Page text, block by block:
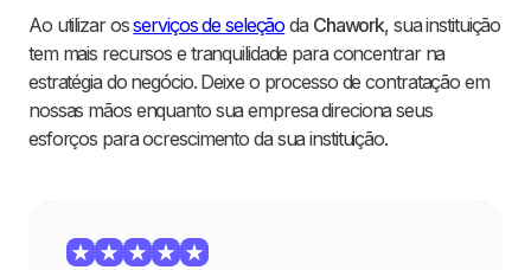
Ao utilizar osserviços de seleção da Chawork, sua instituição
tem mais recursos e tranquilidade para concentrar na
estratégia do negócio. Deixe o processo de contratação em
nossas mãos enquanto sua empresa direciona seus
esforços para ocrescimento da sua instituição.